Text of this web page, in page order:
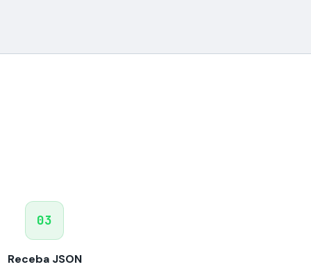
03
Receba JSON